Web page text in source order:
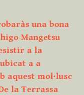
una bona
Mangetsu
a la
a a
aquest mol·lusc
la Terrassa